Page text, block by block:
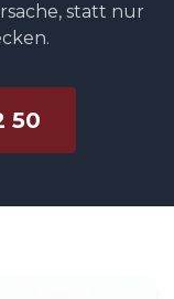
statt nur
50